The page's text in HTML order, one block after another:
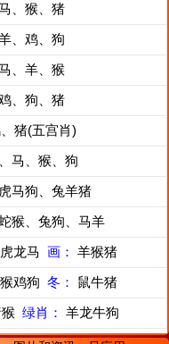
、猴、猪
、鸡、狗
、羊、猴
、狗、猪
猪(五宫肖)
马、猴、狗
马狗、兔羊猪
猴、兔狗、马羊
虎龙马 画： 羊猴猪
猴鸡狗 冬： 鼠牛猪
绿肖： 羊龙牛狗